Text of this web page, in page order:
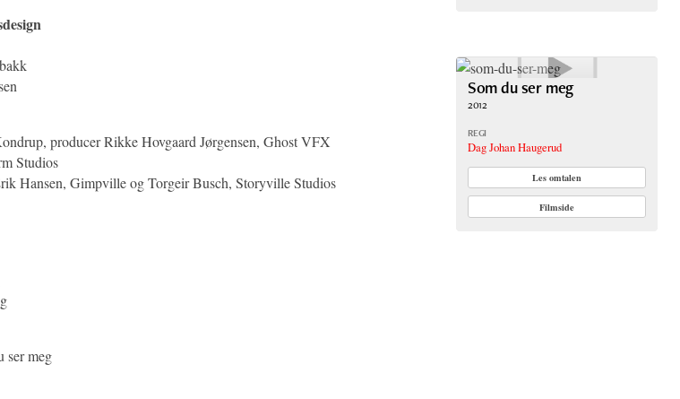
producer Rikke Hovgaard Jørgensen, Ghost VFX
Studios
Hansen, Gimpville og Torgeir Busch, Storyville Studios
ser meg
Som du ser meg
2012
REGI
Dag Johan Haugerud
Les omtalen
Filmside